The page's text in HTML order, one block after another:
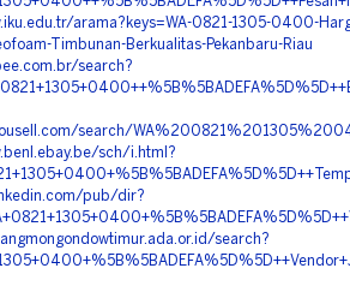
arama?keys=WA-0821-1305-0400-
Timbunan-Berkualitas-Pekanbaru-Riau
search?
search/
sch/i.html?
pub/dir?
search?